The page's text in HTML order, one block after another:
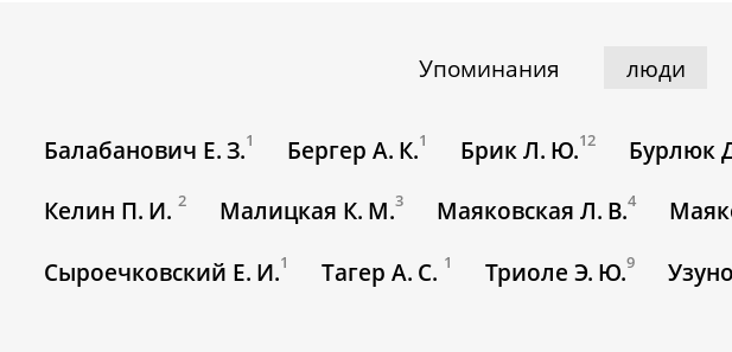
Упоминания люди
Балабанович Е. З.1 Бергер А. К.1 Брик Л. Ю.12 Бурлюк
Келин П. И.2 Малицкая К. М.3 Маяковская Л. В.4
Сыроечковский Е. И.1 Тагер А. С. 1 Триоле Э. Ю.9